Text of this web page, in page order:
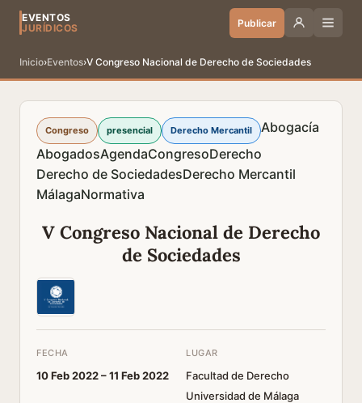
EVENTOS
JURÍDICOS
Publicar
Inicio›Eventos›V Congreso Nacional de Derecho de Sociedades
Congreso presencial Derecho Mercantil
Abogacía
AbogadosAgendaCongresoDerecho
Derecho de SociedadesDerecho Mercantil
MálagaNormativa
V Congreso Nacional de Derecho
de Sociedades
FECHA
10 Feb 2022 –11 Feb 2022
LUGAR
Facultad de Derecho
Universidad de Málaga